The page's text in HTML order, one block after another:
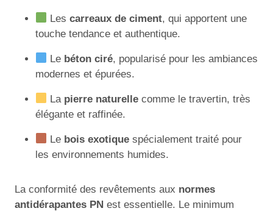
Lescarreaux de ciment, qui apportent une
touche tendance et authentique.
Le béton ciré, popularisé pour les ambiances
modernes et épurées.
La pierre naturelle comme le travertin, très
élégante et raffinée.
Le bois exotique spécialement traité pour
les environnements humides.
La conformité des revêtements aux normes
antidérapantes PN est essentielle. Le minimum